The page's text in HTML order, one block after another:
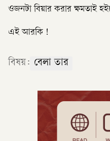
ওজনটা বিয়ার করার ক্ষমতাই
এই আরকি !
বিষয়: বেলা তার